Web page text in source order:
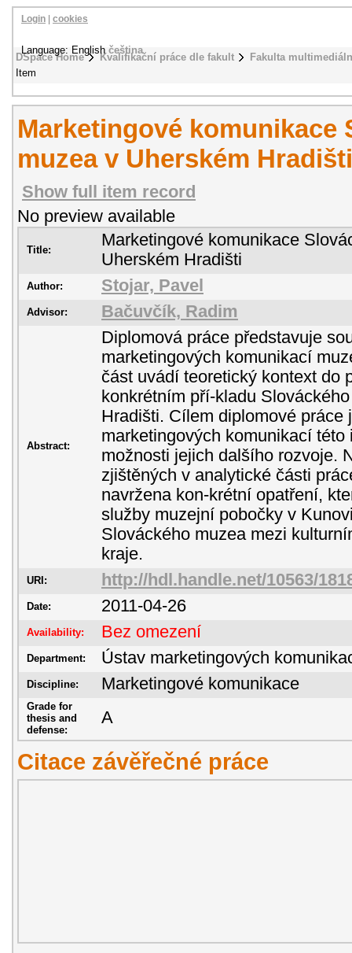
DSpace Home Kvalifikační práce dle fakult
Fakulta
Item
Login cookies
Language: Englishčeština
Marketingové komunikace
muzea v Uherském Hradišti
Show full item record
No preview available
Title:
Marketingové komunikace
Uherském Hradišti
Author: Stojar, Pavel
Advisor: Bačuvčík, Radim
Abstract:
Diplomová práce představuje
marketingových komunikací
část uvádí teoretický kontext do
konkrétním pří-kladu
Hradišti. Cílem diplomové práce
marketingových komunikací
možnosti jejich dalšího rozvoje.
zjištěných v analytické části
navržena kon-krétní opatření,
služby muzejní pobočky v
Slováckého muzea mezi
kraje.
URI: http://hdl.handle.net/10563/
Date: 2011-04-26
Availability: Bez omezení
Department: Ústav marketingových
Discipline: Marketingové komunikace
Grade for
thesis and
defense:
A
Citace závěřečné práce